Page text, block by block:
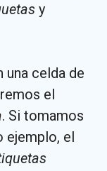
y
celda de
el
. Si tomamos
ejemplo, el